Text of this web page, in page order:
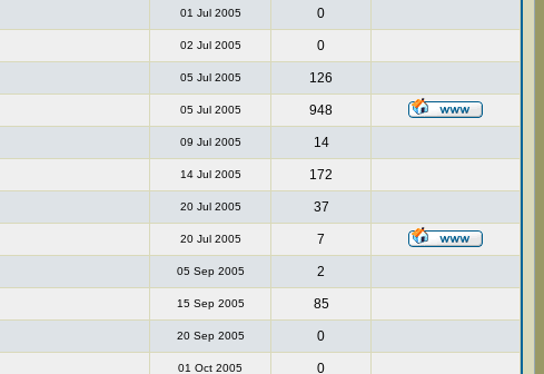
01 Jul 2005 0
02 Jul 2005 0
05 Jul 2005 126
05 Jul 2005 948
09 Jul 2005 14
14 Jul 2005 172
20 Jul 2005 37
20 Jul 2005 7
05 Sep 2005 2
15 Sep 2005 85
20 Sep 2005 0
01 Oct 2005 0